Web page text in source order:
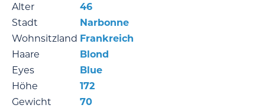
Alter
46
Stadt
Narbonne
Wohnsitzland Frankreich
Haare
Blond
Eyes
Blue
Höhe
172
Gewicht
70